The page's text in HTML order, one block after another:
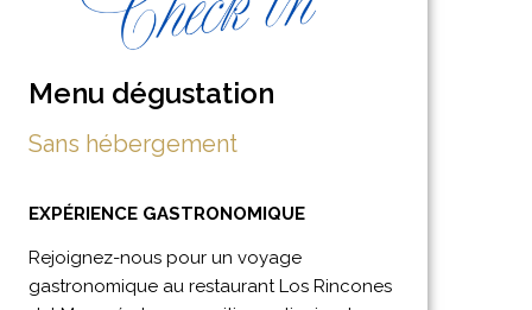
Menu dégustation
Sans hébergement
EXPÉRIENCE GASTRONOMIQUE
Rejoignez-nous pour un voyage
gastronomique au restaurant Los Rincones